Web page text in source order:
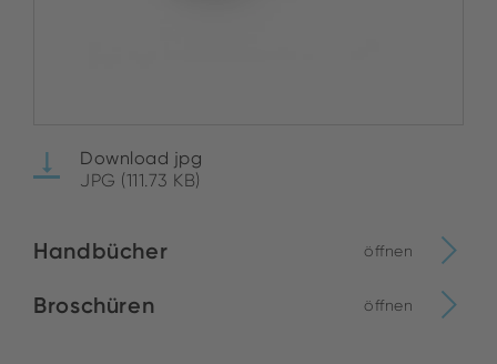
Download jpg
JPG (111.73 KB)
Handbücher öffnen
Broschüren öffnen